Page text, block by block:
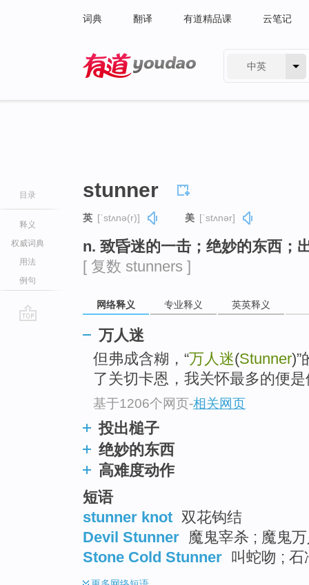
词典 翻译 有道精品课 云笔记
中英
目录
释义
权威词典
用法
例句
stunner
英 [ˈstʌnə(r)] 美 [ˈstʌnər]
n. 致昏迷的一击；绝妙的东西；
[ 复数 stunners ]
网络释义 专业释义 英英释义
万人迷
但弗成含糊，“万人迷(Stunner)”
了关切卡恩，我关怀最多的便
基于1206个网页-相关网页
投出槌子
绝妙的东西
高难度动作
短语
stunner knot 双花钩结
Devil Stunner 魔鬼宰杀 ; 魔鬼
Stone Cold Stunner 叫蛇吻 ;